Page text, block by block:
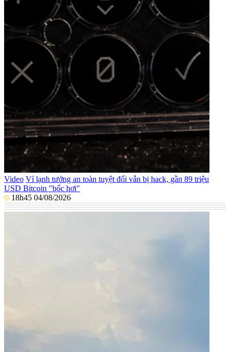
Video Ví lạnh tưởng an toàn tuyệt đối vẫn bị hack, gần 89 triệu
USD Bitcoin "bốc hơi"
18h45 04/08/2026